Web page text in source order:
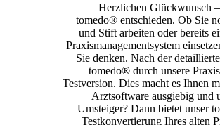
Herzlichen Glückwunsch
tomedo® entschieden. Ob Sie
und Stift arbeiten oder bereits
Praxismanagementsystem
Sie denken. Nach der
tomedo® durch unsere
Testversion. Dies macht es Ihnen
Arztsoftware ausgiebig und
Umsteiger? Dann bietet unser
Testkonvertierung Ihres alten